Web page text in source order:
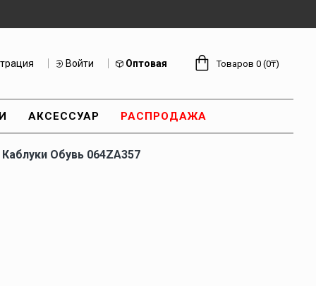
Войти Оптовая Товаров 0 (0₸)
АКСЕССУАР РАСПРОДАЖА
Обувь 064ZA357